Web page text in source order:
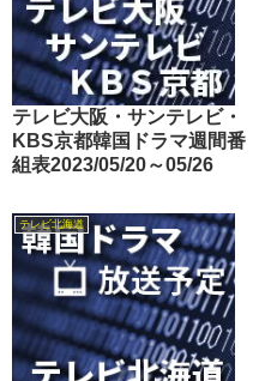
テレビ大阪・サンテレビ・
KBS京都韓国ドラマ週間番
組表2023/05/20～05/26
テレビ北海道